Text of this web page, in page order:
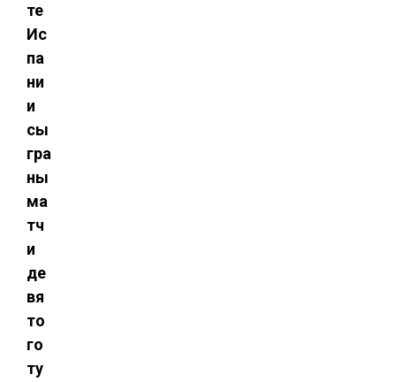
те
Ис
па
ни
и
сы
гра
ны
ма
тч
и
де
вя
то
го
ту